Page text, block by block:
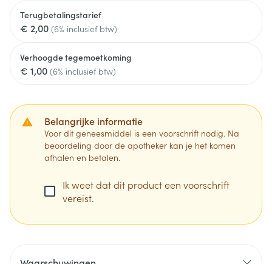
Terugbetalingstarief
€ 2,00 (6% inclusief btw)
Verhoogde tegemoetkoming
€ 1,00 (6% inclusief btw)
Belangrijke informatie
Voor dit geneesmiddel is een voorschrift nodig. Na
beoordeling door de apotheker kan je het komen
afhalen en betalen.
Ik weet dat dit product een voorschrift
vereist.